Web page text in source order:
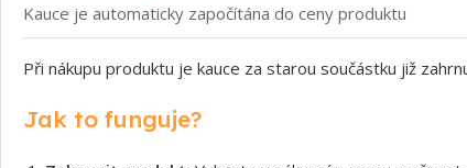
Kauce je automaticky započítána do ceny produktu
Při nákupu produktu je kauce za starou součástku již
Jak to funguje?